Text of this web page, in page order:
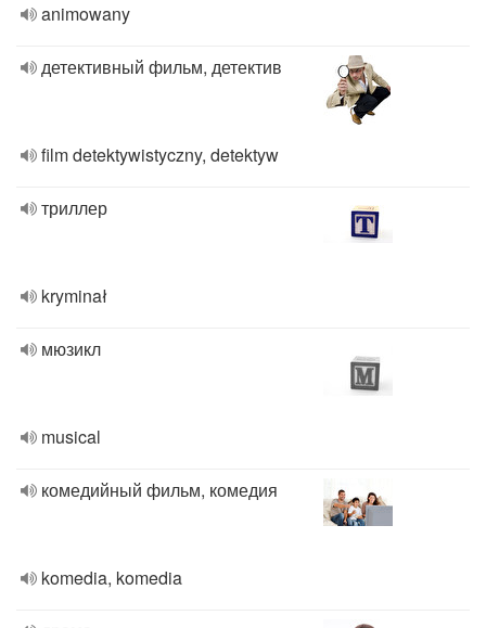
animowany
детективный фильм, детектив
film detektywistyczny, detektyw
триллер
kryminał
мюзикл
musical
комедийный фильм, комедия
komedia, komedia